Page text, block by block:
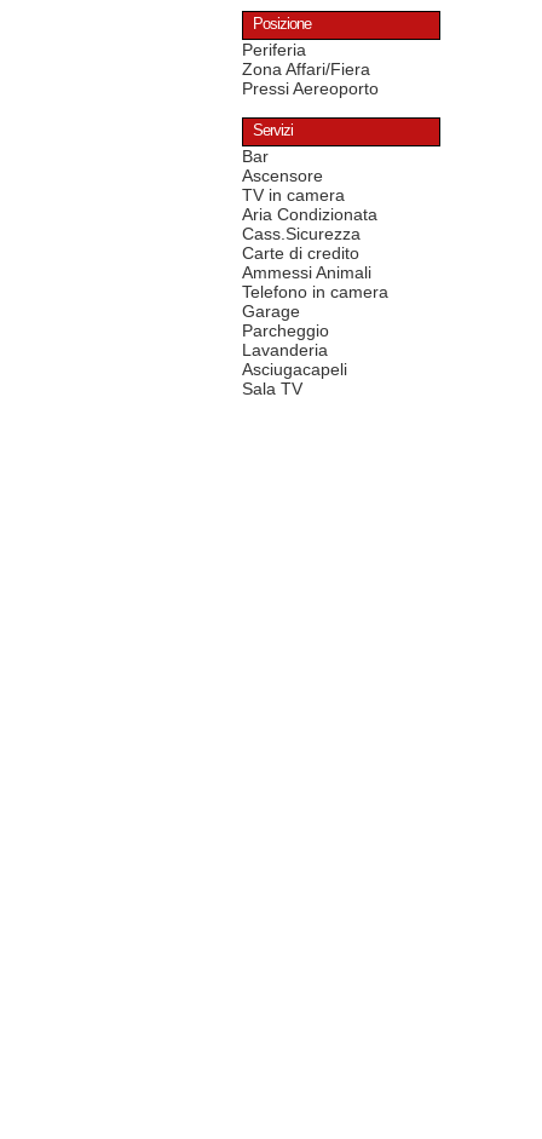
Posizione
Periferia
Zona Affari/Fiera
Pressi Aereoporto
Servizi
Bar
Ascensore
TV in camera
Aria Condizionata
Cass.Sicurezza
Carte di credito
Ammessi Animali
Telefono in camera
Garage
Parcheggio
Lavanderia
Asciugacapeli
Sala TV